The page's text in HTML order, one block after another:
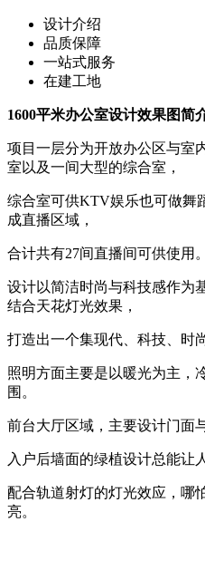
设计介绍
品质保障
一站式服务
在建工地
1600平米办公室设计效果图简
项目一层分为开放办公区与室
室以及一间大型的综合室，
综合室可供KTV娱乐也可做舞
成直播区域，
合计共有27间直播间可供使用。
设计以简洁时尚与科技感作为
结合天花灯光效果，
打造出一个集现代、科技、时
照明方面主要是以暖光为主，
围。
前台大厅区域，主要设计门面
入户后墙面的绿植设计总能让
配合轨道射灯的灯光效应，哪
亮。